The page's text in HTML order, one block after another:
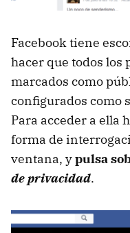
Facebook tiene
hacer que todos los
marcados como
configurados como
Para acceder a ella
forma de
ventana, ypulsa
de privacidad.